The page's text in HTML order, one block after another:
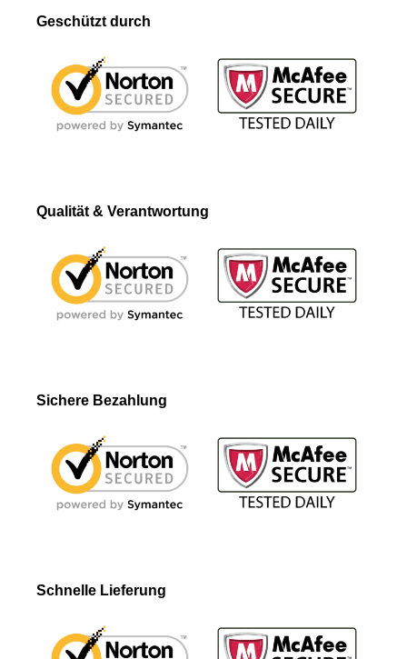
Geschützt durch
Qualität & Verantwortung
Sichere Bezahlung
Schnelle Lieferung